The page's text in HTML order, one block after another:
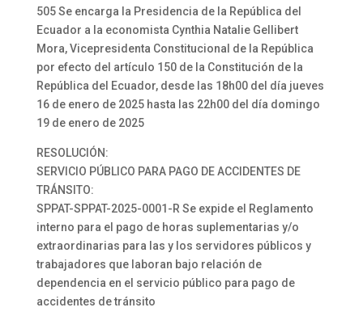
505 Se encarga la Presidencia de la República del
Ecuador a la economista Cynthia Natalie Gellibert
Mora, Vicepresidenta Constitucional de la República
por efecto del artículo 150 de la Constitución de la
República del Ecuador, desde las 18h00 del día jueves
16 de enero de 2025 hasta las 22h00 del día domingo
19 de enero de 2025
RESOLUCIÓN:
SERVICIO PÚBLICO PARA PAGO DE ACCIDENTES DE
TRÁNSITO:
SPPAT-SPPAT-2025-0001-R Se expide el Reglamento
interno para el pago de horas suplementarias y/o
extraordinarias para las y los servidores públicos y
trabajadores que laboran bajo relación de
dependencia en el servicio público para pago de
accidentes de tránsito